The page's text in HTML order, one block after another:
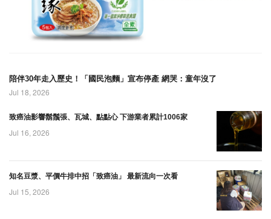
陪伴30年走入歷史！「國民泡麵」宣布停產 網哭：童年沒了
Jul 18, 2026
致癌油影響鬍鬚張、瓦城、點點心 下游業者累計1006家
Jul 16, 2026
知名豆漿、平價牛排中招「致癌油」 最新流向一次看
Jul 15, 2026